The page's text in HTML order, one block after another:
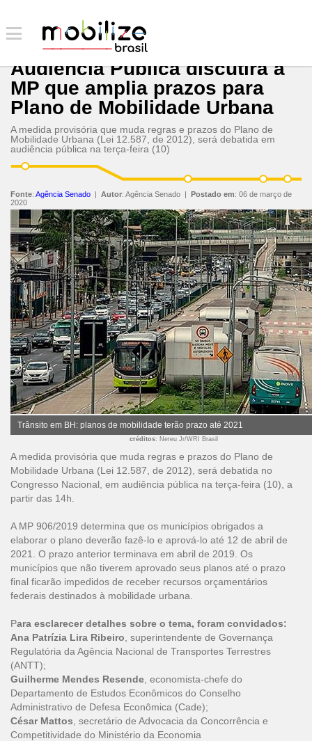
Audiência Pública discutirá a
MP que amplia prazos para
Plano de Mobilidade Urbana
A medida provisória que muda regras e prazos do Plano de
Mobilidade Urbana (Lei 12.587, de 2012), será debatida em
audiência pública na terça-feira (10)
Fonte: Agência Senado | Autor: Agência Senado | Postado em: 06 de março de
2020
Trânsito em BH: planos de mobilidade terão prazo até 2021
créditos: Nereu Jr/WRI Brasil
A medida provisória que muda regras e prazos do Plano de
Mobilidade Urbana (Lei 12.587, de 2012), será debatida no
Congresso Nacional, em audiência pública na terça-feira (10), a
partir das 14h.
A MP 906/2019 determina que os municípios obrigados a
elaborar o plano deverão fazê-lo e aprová-lo até 12 de abril de
2021. O prazo anterior terminava em abril de 2019. Os
municípios que não tiverem aprovado seus planos até o prazo
final ficarão impedidos de receber recursos orçamentários
federais destinados à mobilidade urbana.
Para esclarecer detalhes sobre o tema, foram convidados:
Ana Patrízia Lira Ribeiro , superintendente de Governança
Regulatória da Agência Nacional de Transportes Terrestres
(ANTT);
Guilherme Mendes Resende , economista-chefe do
Departamento de Estudos Econômicos do Conselho
Administrativo de Defesa Econômica (Cade);
César Mattos , secretário de Advocacia da Concorrência e
Competitividade do Ministério da Economia